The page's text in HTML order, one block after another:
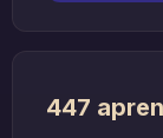
447